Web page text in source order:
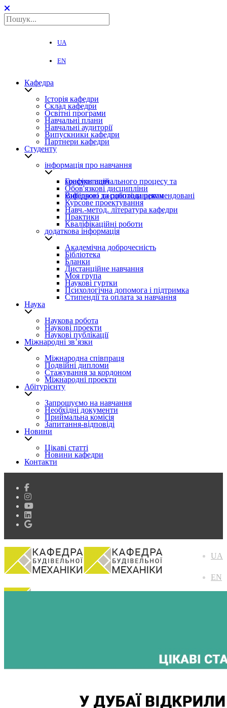
UA
EN
Кафедра
Історія кафедри
Склад кафедри
Освітні програми
Навчальні плани
Навчальні аудиторії
Випускники кафедри
Партнери кафедри
Студенту
інформація про навчання
Графіки навчального процесу та консультацій
Обов'язкові дисципліни
Вибіркові дисципліни рекомендовані кафедрою та роботодавцями
Курсове проектування
Навч.-метод. література кафедри
Практики
Кваліфікаційні роботи
додаткова інформація
Академічна доброчесність
Бібліотека
Бланки
Дистанційне навчання
Моя група
Наукові гуртки
Психологічна допомога і підтримка
Стипендії та оплата за навчання
Наука
Наукова робота
Наукові проекти
Наукові публікації
Міжнародні зв’язки
Міжнародна співпраця
Подвійні дипломи
Стажування за кордоном
Міжнародні проекти
Абітурієнту
Запрошуємо на навчання
Необхідні документи
Приймальна комісія
Запитання-відповіді
Новини
Цікаві статті
Новини кафедри
Контакти
UA
EN